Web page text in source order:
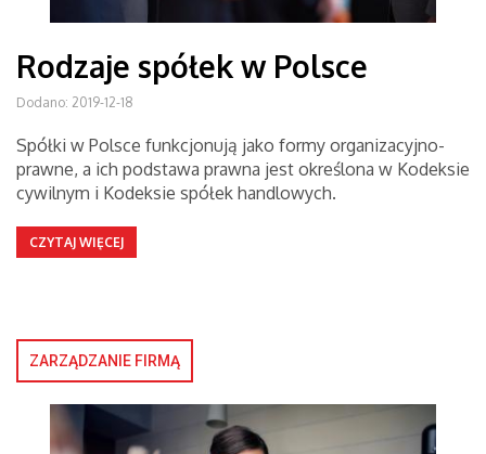
Rodzaje spółek w Polsce
Dodano: 2019-12-18
Spółki w Polsce funkcjonują jako formy organizacyjno-
prawne, a ich podstawa prawna jest określona w Kodeksie
cywilnym i Kodeksie spółek handlowych.
CZYTAJ WIĘCEJ
ZARZĄDZANIE FIRMĄ